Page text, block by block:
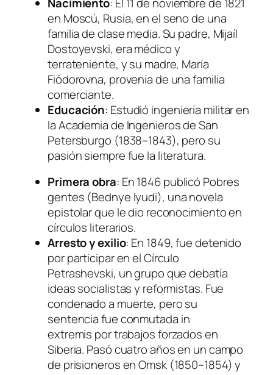
en Moscú, Rusia, en el seno de una
familia de clase media. Su padre, Mijaíl
Dostoyevski, era médico y
terrateniente, y su madre, María
Fiódorovna, provenía de una familia
comerciante.
Educación: Estudió ingeniería militar en
la Academia de Ingenieros de San
Petersburgo (1838–1843), pero su
pasión siempre fue la literatura.
Primera obra: En 1846 publicó Pobres
gentes (Bednye lyudi), una novela
epistolar que le dio reconocimiento en
círculos literarios.
Arresto y exilio: En 1849, fue detenido
por participar en el Círculo
Petrashevski, un grupo que debatía
ideas socialistas y reformistas. Fue
condenado a muerte, pero su
sentencia fue conmutada in
extremis por trabajos forzados en
Siberia. Pasó cuatro años en un campo
de prisioneros en Omsk (1850–1854) y